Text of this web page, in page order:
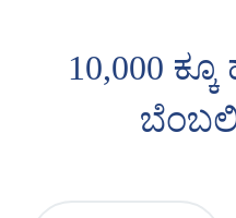
10,000